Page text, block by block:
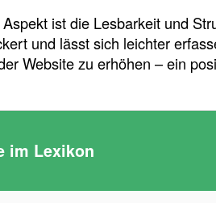
ist die Lesbarkeit und
und lässt sich leichter
Website zu erhöhen – ein
im Lexikon